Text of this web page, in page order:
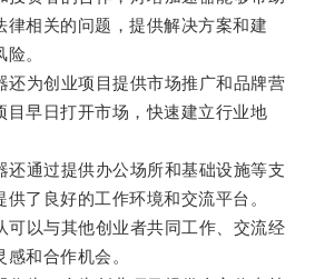
律相关的问题，提供解决方案和建
。
为创业项目提供市场推广和品牌营
目早日打开市场，快速建立行业地
通过提供办公场所和基础设施等支
了良好的工作环境和交流平台。
以与其他创业者共同工作、交流经
和合作机会。